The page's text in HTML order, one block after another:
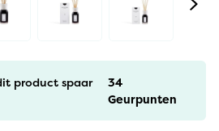
product spaar
34
Geurpunten